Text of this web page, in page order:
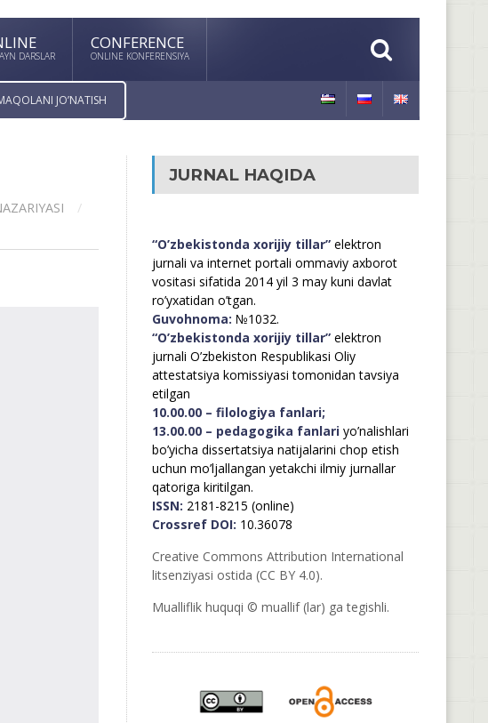
DARSLAR
CONFERENCE
ONLINE KONFERENSIYA
JO’NATISH
JURNAL HAQIDA
“O’zbekistonda xorijiy tillar”elektron
jurnali va internet portali ommaviy axborot
vositasi sifatida 2014 yil 3 may kuni davlat
ro’yxatidan o’tgan.
Guvohnoma: №1032.
“O’zbekistonda xorijiy tillar”elektron
jurnali O’zbekiston Respublikasi Oliy
attestatsiya komissiyasi tomonidan tavsiya
etilgan
10.00.00 – filologiya fanlari;
13.00.00 – pedagogika fanlariyo’nalishlari
bo’yicha dissertatsiya natijalarini chop etish
uchun mo’ljallangan yetakchi ilmiy jurnallar
qatoriga kiritilgan.
ISSN: 2181-8215 (online)
Crossref DOI: 10.36078
Creative Commons Attribution International
litsenziyasi ostida (CC BY 4.0).
Mualliflik huquqi © muallif (lar) ga tegishli.